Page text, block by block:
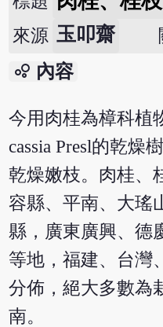
來源 玉叩齋
bubble_chart 內容
今用肉桂為樟科植
cassia Presl的乾燥
乾燥嫩枝。肉桂、
容縣、平南、大瑤
縣，廣東廣興、德
等地，福建、台灣
分佈，絕大多數為
南。